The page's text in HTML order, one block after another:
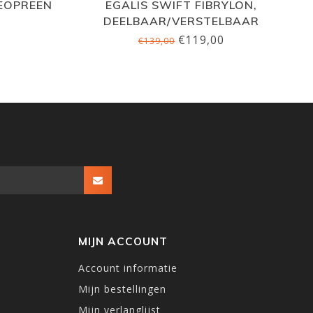
EGALIS SWIFT FIBRYLON,
DEELBAAR/VERSTELBAAR
€139,00€119,00
MIJN ACCOUNT
Account informatie
Mijn bestellingen
Mijn verlanglijst